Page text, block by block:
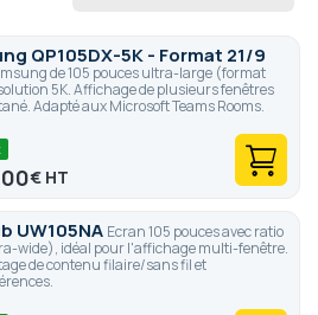
QP105DX-5K - Format 21/9
de 105 pouces ultra-large (format
5K. Affichage de plusieurs fenêtres
Adapté aux Microsoft Teams Rooms.
€
UW105NA Ecran 105 pouces avec ratio
wide), idéal pour l'affichage multi-fenêtre.
de contenu filaire/sans fil et